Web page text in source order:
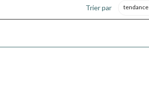
Trier par tendance